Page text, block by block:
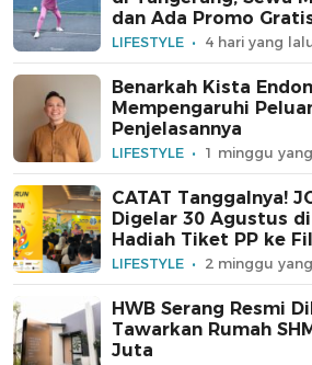
dan Ada Promo
LIFESTYLE 4 hari yang
Benarkah Kista
Mempengaruhi
Penjelasannya
LIFESTYLE 1 minggu
CATAT Tanggalnya!
Digelar 30 Agustus di
Hadiah Tiket PP ke
LIFESTYLE 2 minggu
HWB Serang Resmi
Tawarkan Rumah
Juta